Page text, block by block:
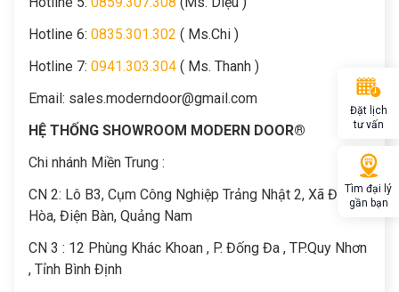
Hotline 6: 0835.301.302 ( Ms.Chi )
Hotline 7: 0941.303.304 ( Ms. Thanh )
Email: sales.moderndoor@gmail.com
HỆ THỐNG SHOWROOM MODERN DOOR®
Chi nhánh Miền Trung :
CN 2: Lô B3, Cụm Công Nghiệp Trảng Nhật 2, Xã Điện
Hòa, Điện Bàn, Quảng Nam
CN 3 : 12 Phùng Khác Khoan , P. Đống Đa , TP.Quy Nhơn
, Tỉnh Bình Định
Đặt lịch
tư vấn
Tìm đại lý
gần bạn